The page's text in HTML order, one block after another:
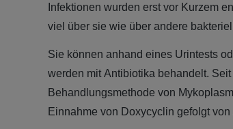
Infektionen wurden erst vor Kurzem
viel über sie wie über andere
Sie können anhand eines Urintests
werden mit Antibiotika behandelt.
Behandlungsmethode von
Einnahme von Doxycyclin gefolgt